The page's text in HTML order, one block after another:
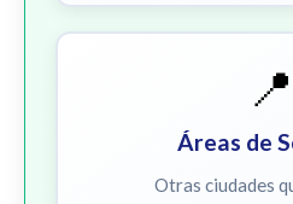
📍
Áreas de
Otras ciudades